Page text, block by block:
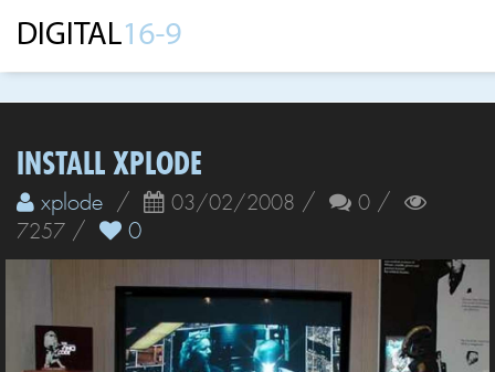
INSTALL XPLODE
xplode / 03/02/2008 / 0 /
7257 / 0